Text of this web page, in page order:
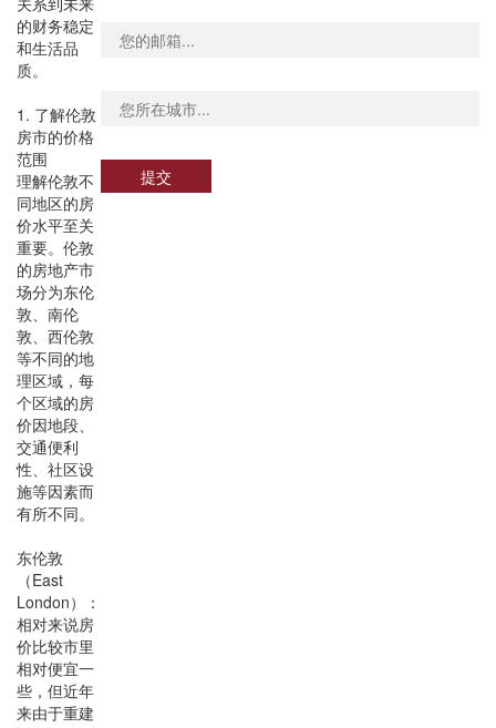
的财务稳定
和生活品
质。
1. 了解伦敦
房市的价格
范围
理解伦敦不
同地区的房
价水平至关
重要。伦敦
的房地产市
场分为东伦
敦、南伦
敦、西伦敦
等不同的地
理区域，每
个区域的房
价因地段、
交通便利
性、社区设
施等因素而
有所不同。
东伦敦
（East
London）：
相对来说房
价比较市里
相对便宜一
些，但近年
来由于重建
提交